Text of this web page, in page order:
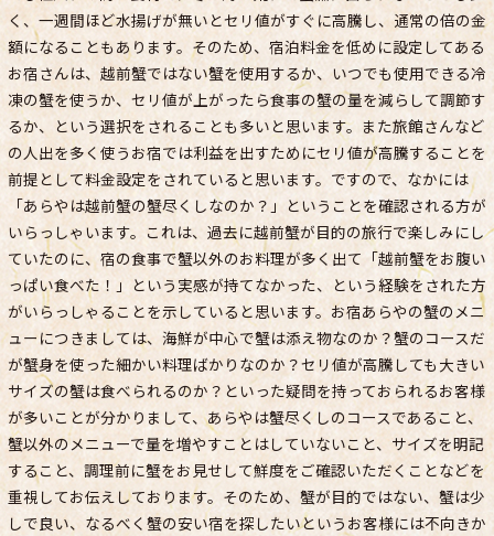
く、一週間ほど水揚げが無いとセリ値がすぐに高騰し、通常の倍の金
額になることもあります。そのため、宿泊料金を低めに設定してある
お宿さんは、越前蟹ではない蟹を使用するか、いつでも使用できる冷
凍の蟹を使うか、セリ値が上がったら食事の蟹の量を減らして調節す
るか、という選択をされることも多いと思います。また旅館さんなど
の人出を多く使うお宿では利益を出すためにセリ値が高騰することを
前提として料金設定をされていると思います。ですので、なかには
「あらやは越前蟹の蟹尽くしなのか？」ということを確認される方が
いらっしゃいます。これは、過去に越前蟹が目的の旅行で楽しみにし
ていたのに、宿の食事で蟹以外のお料理が多く出て「越前蟹をお腹い
っぱい食べた！」という実感が持てなかった、という経験をされた方
がいらっしゃることを示していると思います。お宿あらやの蟹のメニ
ューにつきましては、海鮮が中心で蟹は添え物なのか？蟹のコースだ
が蟹身を使った細かい料理ばかりなのか？セリ値が高騰しても大きい
サイズの蟹は食べられるのか？といった疑問を持っておられるお客様
が多いことが分かりまして、あらやは蟹尽くしのコースであること、
蟹以外のメニューで量を増やすことはしていないこと、サイズを明記
すること、調理前に蟹をお見せして鮮度をご確認いただくことなどを
重視してお伝えしております。そのため、蟹が目的ではない、蟹は少
しで良い、なるべく蟹の安い宿を探したいというお客様には不向きか